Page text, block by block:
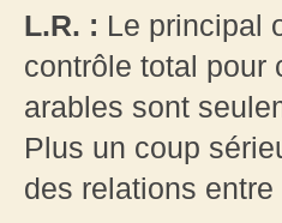
L.R. : Le principal
contrôle total pour
arables sont
Plus un coup
des relations entre